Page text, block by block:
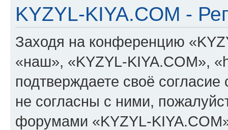
KYZYL-KIYA.COM -
Заходя на конференцию
«наш», «KYZYL-KIYA.COM»,
подтверждаете своё
не согласны с ними,
форумами «KYZYL-